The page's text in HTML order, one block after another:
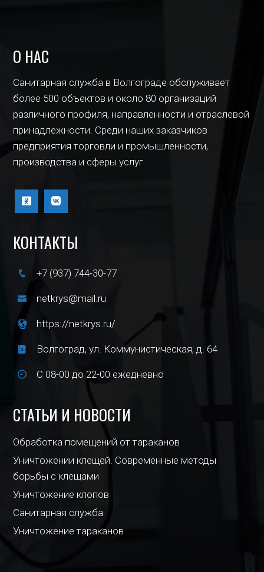
О НАС
Санитарная служба в Волгограде обслуживает
более 500 объектов и около 80 организаций
различного профиля, направленности и отраслевой
принадлежности. Среди наших заказчиков
предприятия торговли и промышленности,
производства и сферы услуг
КОНТАКТЫ
+7 (937) 744-30-77
netkrys@mail.ru
https://netkrys.ru/
Волгоград, ул. Коммунистическая, д. 64
С 08-00 до 22-00 ежедневно
СТАТЬИ И НОВОСТИ
Обработка помещений от тараканов
Уничтожении клещей. Современные методы
борьбы с клещами
Уничтожение клопов
Санитарная служба
Уничтожение тараканов